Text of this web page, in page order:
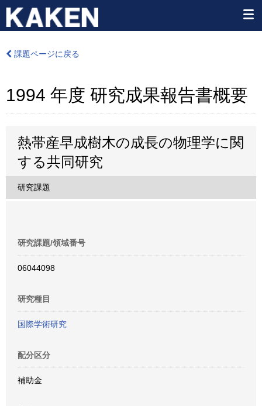
課題ページに戻る
1994 年度 研究成果報告書概要
熱帯産早成樹木の成長の物理学に関
する共同研究
研究課題
研究課題/領域番号
06044098
研究種目
国際学術研究
配分区分
補助金